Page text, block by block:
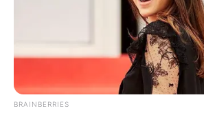
BRAINBERRIES